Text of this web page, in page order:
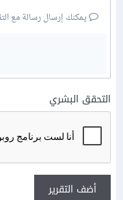
يمكنك إرسال رسالة مع
التحقق البشري
أضف التقرير